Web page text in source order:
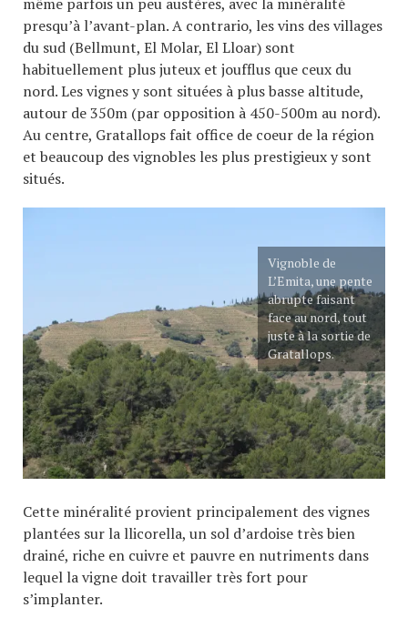
presqu’à l’avant-plan. A contrario, les vins des villages
du sud (Bellmunt, El Molar, El Lloar) sont
habituellement plus juteux et joufflus que ceux du
nord. Les vignes y sont situées à plus basse altitude,
autour de 350m (par opposition à 450-500m au nord).
Au centre, Gratallops fait office de coeur de la région
et beaucoup des vignobles les plus prestigieux y sont
situés.
Vignoble de
L’Emita, une pente
abrupte faisant
face au nord, tout
juste à la sortie de
Gratallops.
Cette minéralité provient principalement des vignes
plantées sur la llicorella, un sol d’ardoise très bien
drainé, riche en cuivre et pauvre en nutriments dans
lequel la vigne doit travailler très fort pour
s’implanter.